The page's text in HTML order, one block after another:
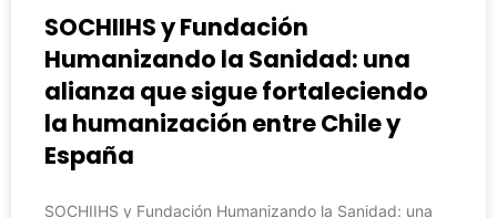
SOCHIIHS y Fundación
Humanizando la Sanidad: una
alianza que sigue fortaleciendo
la humanización entre Chile y
España
SOCHIIHS y Fundación Humanizando la Sanidad: una